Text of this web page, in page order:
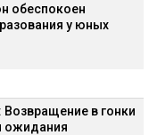
обеспокоен
у юных
Возвращение в гонки
ожидания